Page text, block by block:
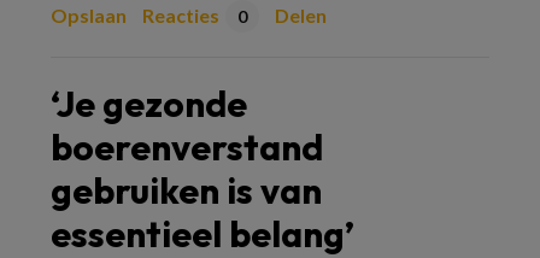
Opslaan Reacties 0 Delen
‘Je gezonde
boerenverstand
gebruiken is van
essentieel belang’